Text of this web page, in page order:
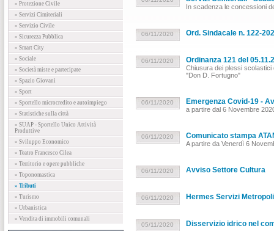
» Protezione Civile
» Servizi Cimiteriali
» Servizio Civile
» Sicurezza Pubblica
» Smart City
» Sociale
» Società miste e partecipate
» Spazio Giovani
» Sport
» Sportello microcredito e autoimpiego
» Statistiche sulla città
» SUAP - Sportello Unico Attività
Produttive
» Sviluppo Economico
» Teatro Francesco Cilea
» Territorio e opere pubbliche
» Toponomastica
» Tributi
» Turismo
» Urbanistica
» Vendita di immobili comunali
In scadenza le concessioni
06/11/2020 Ord. Sindacale n. 122-
06/11/2020 Ordinanza 121 del
Chiusura dei plessi scolastici
"Don D. Fortugno"
06/11/2020 Emergenza Covid-19 -
a partire dal 6 Novembre
06/11/2020 Comunicato stampa
A partire da Venerdì 6
06/11/2020 Avviso Settore Cultura
06/11/2020 Hermes Servizi
05/11/2020 Disservizio idrico nel